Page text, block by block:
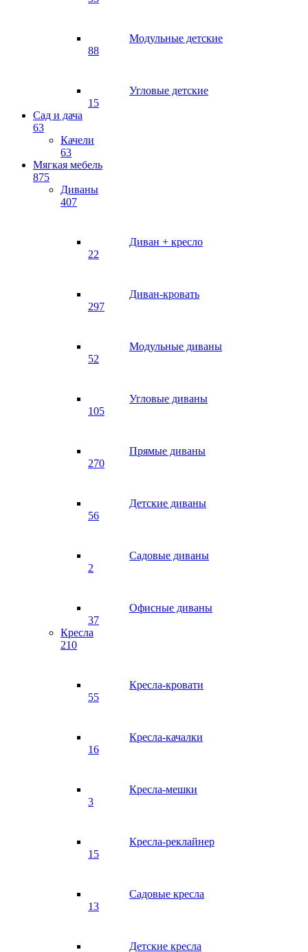
Модульные детские
88
Угловые детские
15
Сад и дача
63
Качели
63
Мягкая мебель
875
Диваны
407
Диван + кресло
22
Диван-кровать
297
Модульные диваны
52
Угловые диваны
105
Прямые диваны
270
Детские диваны
56
Садовые диваны
2
Офисные диваны
37
Кресла
210
Кресла-кровати
55
Кресла-качалки
16
Кресла-мешки
3
Кресла-реклайнер
15
Садовые кресла
13
Детские кресла